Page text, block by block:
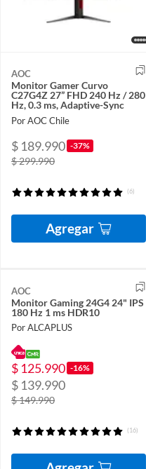
AOC
Monitor Gamer Curvo
C27G4Z 27” FHD 240 Hz / 280
Hz, 0.3 ms, Adaptive-Sync
Por AOC Chile
$ 189.990 -37%
$ 299.990
(6)
Agregar
AOC
Monitor Gaming 24G4 24" IPS
180 Hz 1 ms HDR10
Por ALCAPLUS
$ 125.990 -16%
$ 139.990
$ 149.990
(16)